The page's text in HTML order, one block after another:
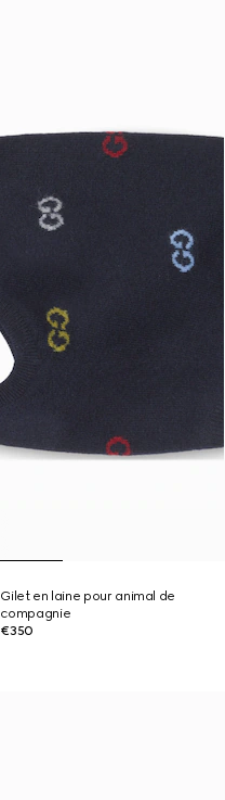
Gilet en laine pour animal de
compagnie
€350